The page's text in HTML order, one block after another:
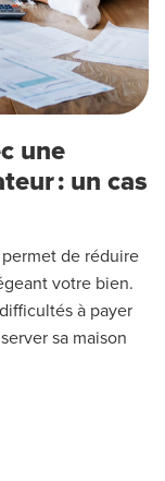
une
: un cas
de réduire
votre bien.
à payer
sa maison